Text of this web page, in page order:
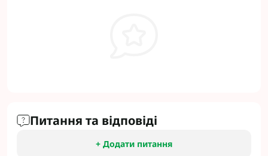
Питання та відповіді
+ Додати питання